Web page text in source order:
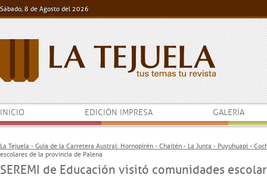
Sábado, 8 de Agosto del 2026
INICIO EDICIÓN IMPRESA GALERÍA
La Tejuela - Guía de la Carretera Austral: Hornopirén - Chaitén - La Junta - Puyuhuapi -
escolares de la provincia de Palena
SEREMI de Educación visitó comunidades